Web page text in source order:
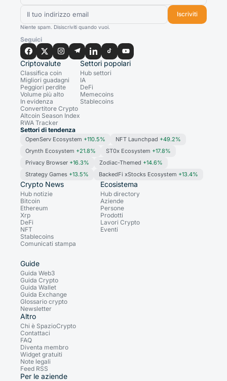
Iscriviti
Niente spam. Disiscriviti quando vuoi.
Seguici
Criptovalute
Classifica coin
Migliori guadagni
Peggiori perdite
Volume più alto
In evidenza
Convertitore Crypto
Altcoin Season Index
RWA Tracker
Settori popolari
Hub settori
IA
DeFi
Memecoins
Stablecoins
Settori di tendenza
OpenServ Ecosystem +110.5% NFT Launchpad +49.2%
Orynth Ecosystem +21.8% ST0x Ecosystem +17.8%
Privacy Browser +16.3% Zodiac-Themed +14.6%
Strategy Games +13.5% BackedFi xStocks Ecosystem +13.4%
Crypto News
Hub notizie
Bitcoin
Ethereum
Xrp
DeFi
NFT
Stablecoins
Comunicati stampa
Ecosistema
Hub directory
Aziende
Persone
Prodotti
Lavori Crypto
Eventi
Guide
Guida Web3
Guida Crypto
Guida Wallet
Guida Exchange
Glossario crypto
Newsletter
Altro
Chi è SpazioCrypto
Contattaci
FAQ
Diventa membro
Widget gratuiti
Note legali
Feed RSS
Per le aziende